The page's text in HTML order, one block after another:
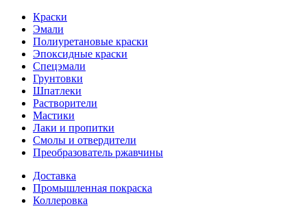
Краски
Эмали
Полиуретановые краски
Эпоксидные краски
Спецэмали
Грунтовки
Шпатлеки
Растворители
Мастики
Лаки и пропитки
Смолы и отвердители
Преобразователь ржавчины
Доставка
Промышленная покраска
Коллеровка